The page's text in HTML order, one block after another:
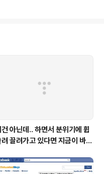
이스북, 페
아이덴티
가? 페이
너무 콘텐
상황이
친구들의
건 아닌데.. 하면서 분위기에 휩
끌려가고 있다면 지금이 바로